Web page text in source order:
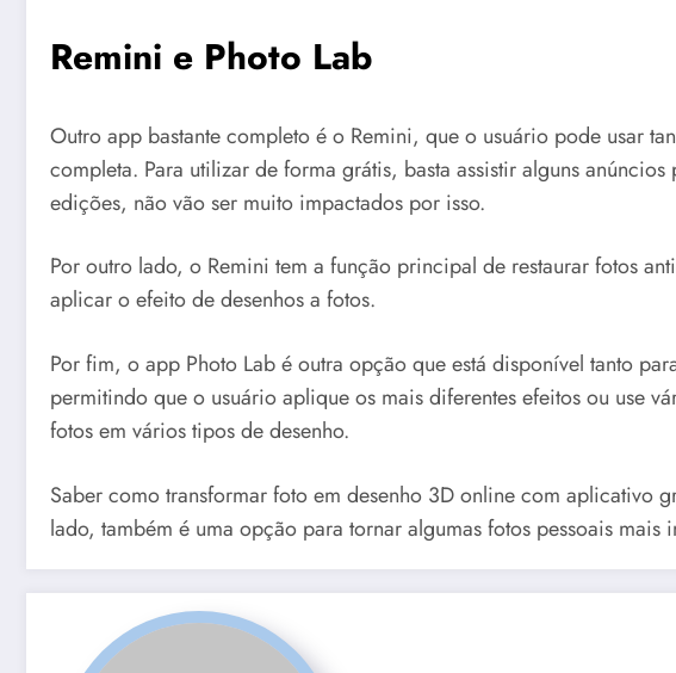
Remini e Photo Lab
Outro app bastante completo é o Remini, que o usuário pode usar
completa. Para utilizar de forma grátis, basta assistir alguns
edições, não vão ser muito impactados por isso.
Por outro lado, o Remini tem a função principal de restaurar fotos
aplicar o efeito de desenhos a fotos.
Por fim, o app Photo Lab é outra opção que está disponível tanto
permitindo que o usuário aplique os mais diferentes efeitos ou use
fotos em vários tipos de desenho.
Saber como transformar foto em desenho 3D online com aplicativo
lado, também é uma opção para tornar algumas fotos pessoais mais